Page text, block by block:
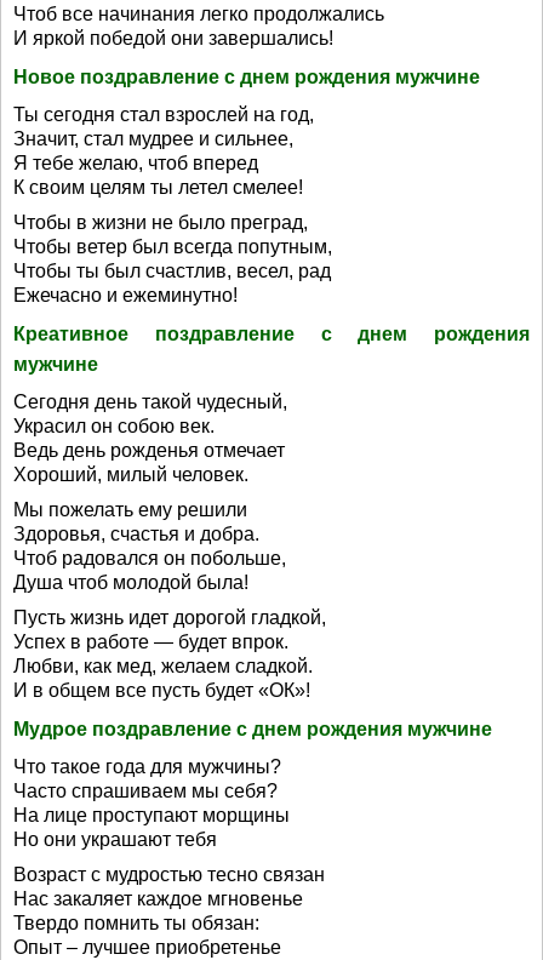
Чтоб все начинания легко продолжались
И яркой победой они завершались!
Новое поздравление с днем рождения мужчине
Ты сегодня стал взрослей на год,
Значит, стал мудрее и сильнее,
Я тебе желаю, чтоб вперед
К своим целям ты летел смелее!
Чтобы в жизни не было преград,
Чтобы ветер был всегда попутным,
Чтобы ты был счастлив, весел, рад
Ежечасно и ежеминутно!
Креативное поздравление с днем рождения
мужчине
Сегодня день такой чудесный,
Украсил он собою век.
Ведь день рожденья отмечает
Хороший, милый человек.
Мы пожелать ему решили
Здоровья, счастья и добра.
Чтоб радовался он побольше,
Душа чтоб молодой была!
Пусть жизнь идет дорогой гладкой,
Успех в работе — будет впрок.
Любви, как мед, желаем сладкой.
И в общем все пусть будет «ОК»!
Мудрое поздравление с днем рождения мужчине
Что такое года для мужчины?
Часто спрашиваем мы себя?
На лице проступают морщины
Но они украшают тебя
Возраст с мудростью тесно связан
Нас закаляет каждое мгновенье
Твердо помнить ты обязан:
Опыт – лучшее приобретенье